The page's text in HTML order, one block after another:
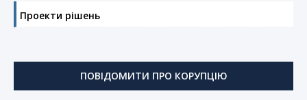
Проекти рішень
ПОВІДОМИТИ ПРО КОРУПЦІЮ